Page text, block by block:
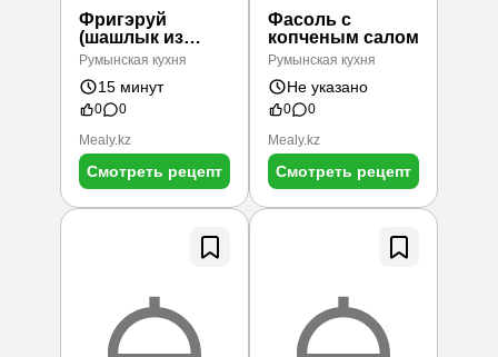
Фригэруй
(шашлык из
печени)
Румынская кухня
15 минут
0
0
Mealy.kz
Смотреть рецепт
Фасоль с
копченым салом
Румынская кухня
Не указано
0
0
Mealy.kz
Смотреть рецепт